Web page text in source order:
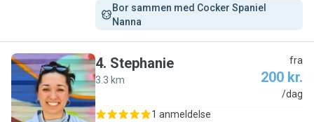
Bor sammen med Cocker Spaniel
Nanna
S
4. Stephanie
3.3 km
fra
200 kr.
/dag
1 anmeldelse